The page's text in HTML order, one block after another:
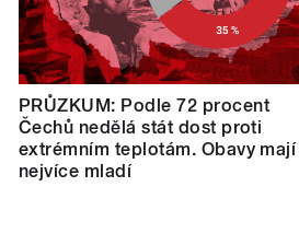
PRŮZKUM: Podle 72 procent
Čechů nedělá stát dost proti
extrémním teplotám. Obavy mají
nejvíce mladí